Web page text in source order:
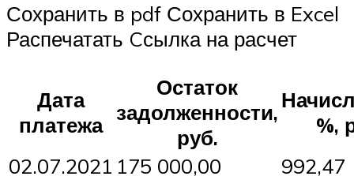
Сохранить в pdf Сохранить в Excel
Распечатать Cсылка на расчет
Дата
платежа
Остаток
задолженности,
руб.
%,
02.07.2021 175 000,00
992,47